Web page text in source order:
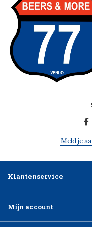
Meld je
Klantenservice
Mijn account